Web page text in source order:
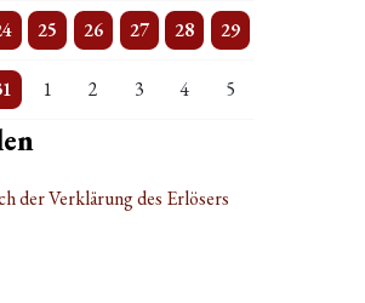
Veranstaltung
25
Einzelne Veranstaltung
26
Einzelne Veranstaltung
27
Einzelne Veranstaltung
28
2 Veranstaltungen
29
Einzelne Veranstaltung
Veranstaltung
1
Einzelne Veranstaltung
2
Einzelne Veranstaltung
3
Einzelne Veranstaltung
4
Einzelne Veranstaltung
5
Einzelne Veranstaltung
der Verklärung des Erlösers